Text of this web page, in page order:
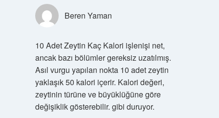
Beren Yaman
10 Adet Zeytin Kaç Kalori işlenişi net,
ancak bazı bölümler gereksiz uzatılmış.
Asıl vurgu yapılan nokta 10 adet zeytin
yaklaşık 50 kalori içerir. Kalori değeri,
zeytinin türüne ve büyüklüğüne göre
değişiklik gösterebilir. gibi duruyor.